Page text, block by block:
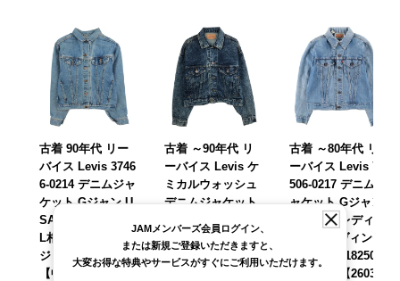
古着 90年代 リー
バイス Levis 3746
6-0214 デニムジャ
ケット Gジャン U
SA製 レディースX
L相当 ヴィンテー
ジ /eaa625765
【中古】 【26032
古着 ～90年代 リ
ーバイス Levis ケ
ミカルウォッシュ
デニムジャケット
ンズS相当 ヴィン
テージ /eaa665769
古着 ～80年代 リ
ーバイス Levis 75
506-0217 デニムジ
ャケット Gジャン
カナダ製 レディー
スM相当 ヴィンテ
ージ /eaa618250
【中古】 【26030
JAMメンバーズ会員ログイン、
または新規ご登録いただきますと、
大変お得な特典やサービスがすぐにご利用いただけます。